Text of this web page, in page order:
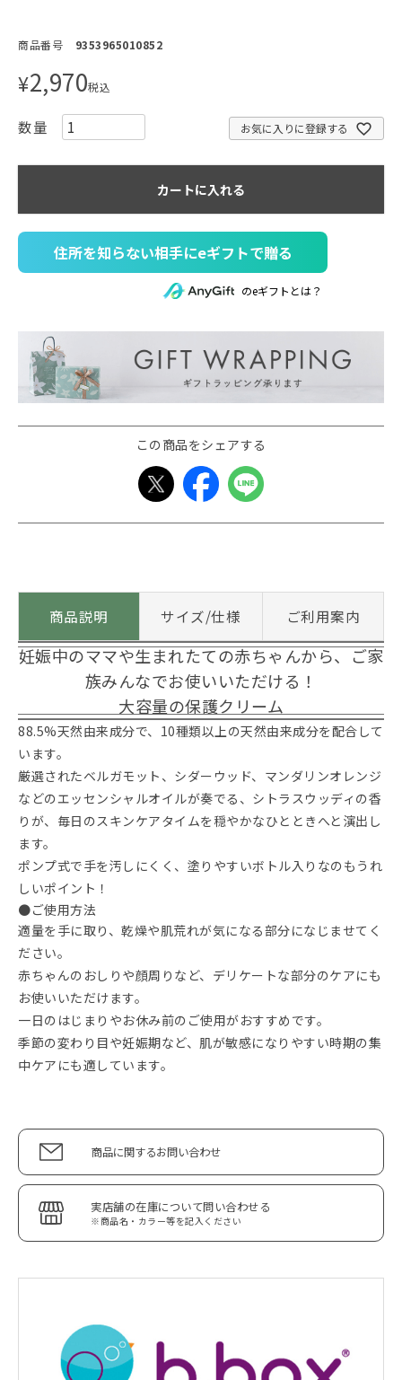
商品番号 9353965010852
¥2,970税込
お気に入りに登録する
カートに入れる
住所を知らない相手にeギフトで贈る
のeギフトとは？
この商品をシェアする
商品説明 サイズ/仕様 ご利用案内
妊娠中のママや生まれたての赤ちゃんから、ご家
族みんなでお使いいただける！
大容量の保護クリーム
88.5%天然由来成分で、10種類以上の天然由来成分を配合して
います。
厳選されたベルガモット、シダーウッド、マンダリンオレンジ
などのエッセンシャルオイルが奏でる、シトラスウッディの香
りが、毎日のスキンケアタイムを穏やかなひとときへと演出し
ます。
ポンプ式で手を汚しにくく、塗りやすいボトル入りなのもうれ
しいポイント！
●ご使用方法
適量を手に取り、乾燥や肌荒れが気になる部分になじませてく
ださい。
赤ちゃんのおしりや顔周りなど、デリケートな部分のケアにも
お使いいただけます。
一日のはじまりやお休み前のご使用がおすすめです。
季節の変わり目や妊娠期など、肌が敏感になりやすい時期の集
中ケアにも適しています。
商品に関するお問い合わせ
実店舗の在庫について問い合わせる
※商品名・カラー等を記入ください